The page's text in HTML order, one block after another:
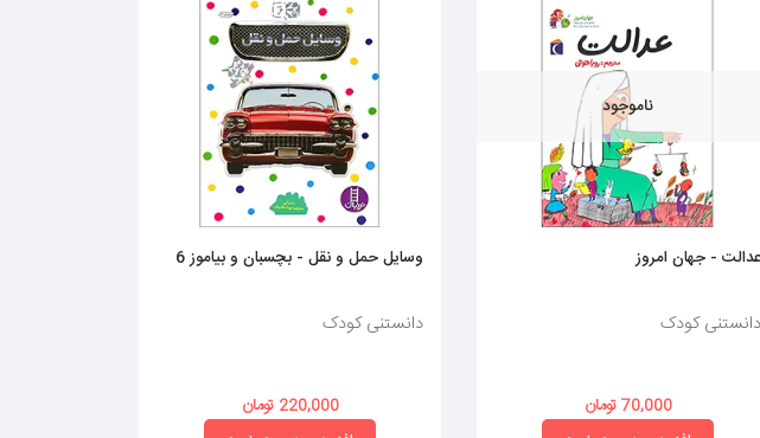
ناموجود
عدالت - جهان امروز
دانستنی کودک
70,000 تومان
وسایل حمل و نقل - بچسبان و بیاموز 6
دانستنی کودک
220,000 تومان